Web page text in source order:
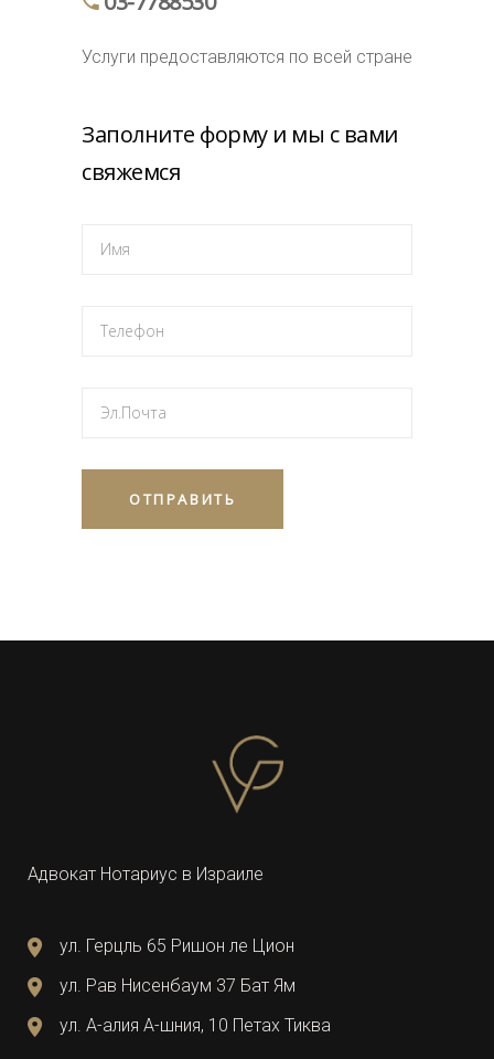
Услуги предоставляются по всей стране
Заполните форму и мы с вами
свяжемся
Адвокат Нотариус в Израиле
ул. Герцль 65 Ришон ле Цион
ул. Рав Нисенбаум 37 Бат Ям
ул. А-алия А-шния, 10 Петах Тиква